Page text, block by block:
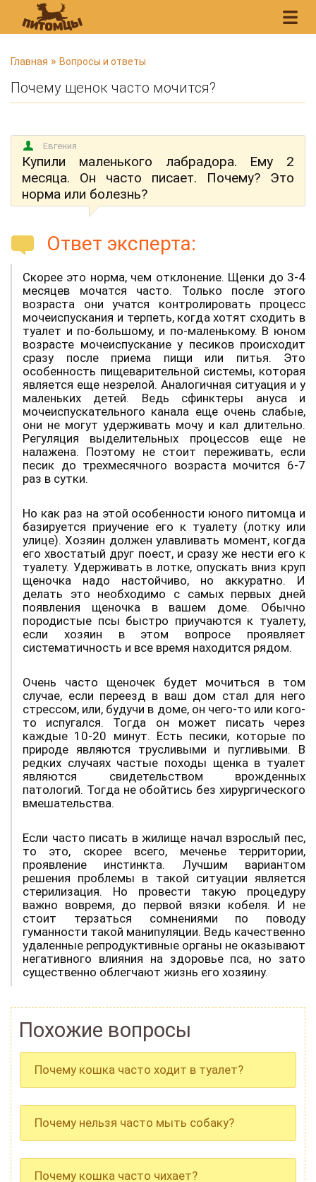
В
ы
з
е
Главная » Вопросы и ответы
Почему щенок часто мочится?
Евгения
Купили маленького лабрадора. Ему 2
месяца. Он часто писает. Почему? Это
норма или болезнь?
Ответ эксперта:
Скорее это норма, чем отклонение. Щенки до 3-4
месяцев мочатся часто. Только после этого
возраста они учатся контролировать процесс
мочеиспускания и терпеть, когда хотят сходить в
туалет и по-большому, и по-маленькому. В юном
возрасте мочеиспускание у песиков происходит
сразу после приема пищи или питья. Это
особенность пищеварительной системы, которая
является еще незрелой. Аналогичная ситуация и у
маленьких детей. Ведь сфинктеры ануса и
мочеиспускательного канала еще очень слабые,
они не могут удерживать мочу и кал длительно.
Регуляция выделительных процессов еще не
налажена. Поэтому не стоит переживать, если
песик до трехмесячного возраста мочится 6-7
раз в сутки.
Но как раз на этой особенности юного питомца и
базируется приучение его к туалету (лотку или
улице). Хозяин должен улавливать момент, когда
его хвостатый друг поест, и сразу же нести его к
туалету. Удерживать в лотке, опускать вниз круп
щеночка надо настойчиво, но аккуратно. И
делать это необходимо с самых первых дней
появления щеночка в вашем доме. Обычно
породистые псы быстро приучаются к туалету,
если хозяин в этом вопросе проявляет
систематичность и все время находится рядом.
Очень часто щеночек будет мочиться в том
случае, если переезд в ваш дом стал для него
стрессом, или, будучи в доме, он чего-то или кого-
то испугался. Тогда он может писать через
каждые 10-20 минут. Есть песики, которые по
природе являются трусливыми и пугливыми. В
редких случаях частые походы щенка в туалет
являются свидетельством врожденных
патологий. Тогда не обойтись без хирургического
вмешательства.
Если часто писать в жилище начал взрослый пес,
то это, скорее всего, меченье территории,
проявление инстинкта. Лучшим вариантом
решения проблемы в такой ситуации является
стерилизация. Но провести такую процедуру
важно вовремя, до первой вязки кобеля. И не
стоит терзаться сомнениями по поводу
гуманности такой манипуляции. Ведь качественно
удаленные репродуктивные органы не оказывают
негативного влияния на здоровье пса, но зато
существенно облегчают жизнь его хозяину.
Похожие вопросы
Почему кошка часто ходит в туалет?
Почему нельзя часто мыть собаку?
Почему кошка часто чихает?